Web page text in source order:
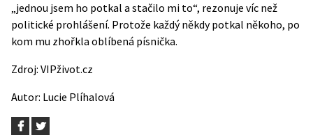
„jednou jsem ho potkal a stačilo mi to“, rezonuje víc než
politické prohlášení. Protože každý někdy potkal někoho, po
kom mu zhořkla oblíbená písnička.
Zdroj: VIPživot.cz
Autor: Lucie Plíhalová